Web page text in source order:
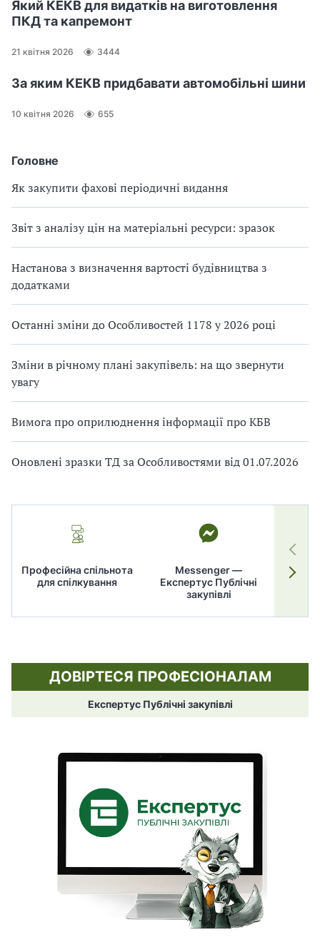
Головне
Як закупити фахові періодичні видання
Звіт з аналізу цін на матеріальні ресурси: зразок
Настанова з визначення вартості будівництва з
додатками
Останні зміни до Особливостей 1178 у 2026 році
Зміни в річному плані закупівель: на що звернути
увагу
Вимога про оприлюднення інформації про КБВ
Оновлені зразки ТД за Особливостями від 01.07.2026
Професійна спільнота
для спілкування
Messenger —
Експертус Публічні
закупівлі
Який КЕКВ для видатків на виготовлення
ПКД та капремонт
21 квітня 2026 3444
За яким КЕКВ придбавати автомобільні шини
10 квітня 2026 655
ДОВІРТЕСЯ ПРОФЕСІОНАЛАМ
Експертус Публічні закупівлі